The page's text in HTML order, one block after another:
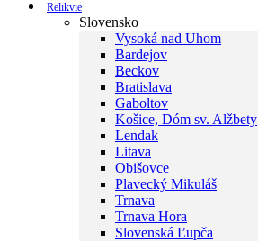
Relikvie
Slovensko
Vysoká nad Uhom
Bardejov
Beckov
Bratislava
Gaboltov
Košice, Dóm sv. Alžbety
Lendak
Litava
Obišovce
Plavecký Mikuláš
Trnava
Trnava Hora
Slovenská Ľupča